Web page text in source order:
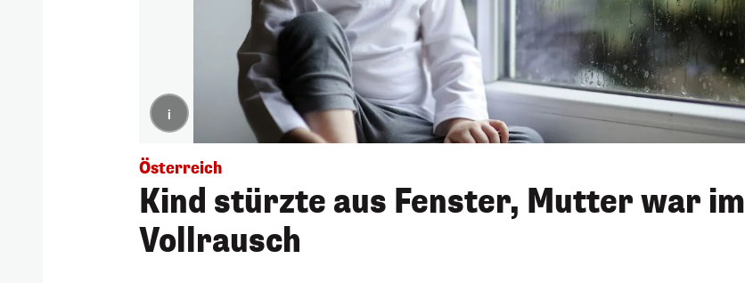
i
Österreich
Kind stürzte aus Fenster, Mutter war im
Vollrausch